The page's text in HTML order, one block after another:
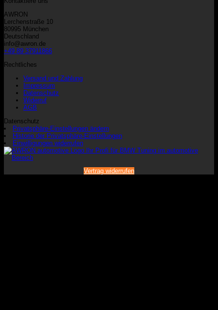
AWRON
Lerchenstraße 10
80995 München
Deutschland
info@awron.de
+49 89 37911866
Rechtliches
Versand und Zahlung
Impressum
Datenschutz
Widerruf
AGB
Datenschutz
Privatsphäre-Einstellungen ändern
Historie der Privatsphäre-Einstellungen
Einwilligungen widerrufen
Vertrag widerrufen